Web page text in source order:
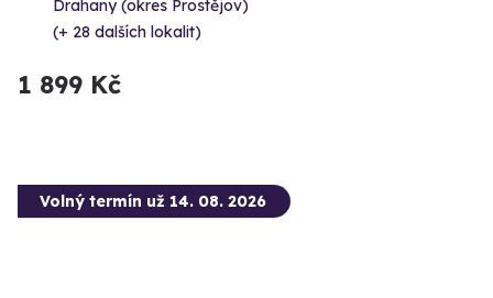
Drahany (okres Prostějov)
(+ 28 dalších lokalit)
1 899 Kč
Volný termín už 14. 08. 2026